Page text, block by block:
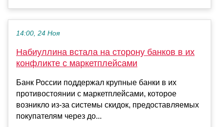
14:00, 24 Ноя
Набиуллина встала на сторону банков в их
конфликте с маркетплейсами
Банк России поддержал крупные банки в их
противостоянии с маркетплейсами, которое
возникло из-за системы скидок, предоставляемых
покупателям через до...